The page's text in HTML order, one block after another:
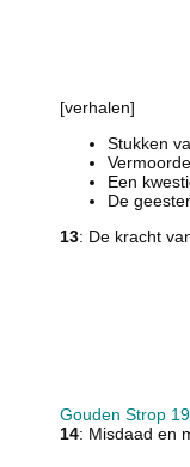
[verhalen]
Stukken
Een
De
13: De kracht
Gouden Strop
14: Misdaad en